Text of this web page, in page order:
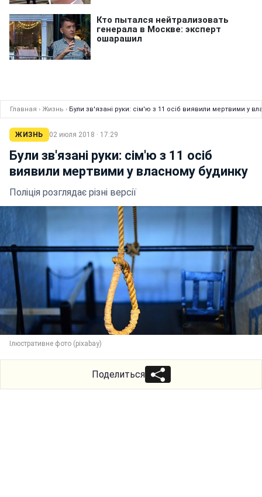
Главная › Жизнь › Були зв'язані руки: сім'ю з 11 осіб виявили мертвими у
ЖИЗНЬ 02 июля 2018 · 17:29
Були зв'язані руки: сім'ю з 11 осіб
виявили мертвими у власному будинку
Поліція розглядає різні версії
Ілюстративне фото (pixabay)
Поделиться